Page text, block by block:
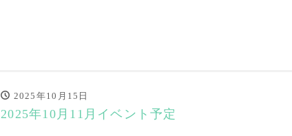
2025年10月15日
2025年10月11月イベント予定